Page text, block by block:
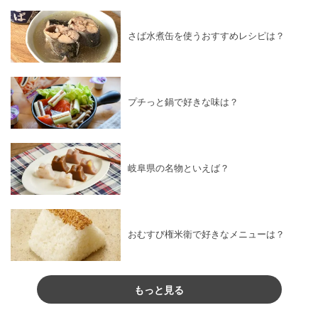
さば水煮缶を使うおすすめレシピは？
プチっと鍋で好きな味は？
岐阜県の名物といえば？
おむすび権米衛で好きなメニューは？
もっと見る